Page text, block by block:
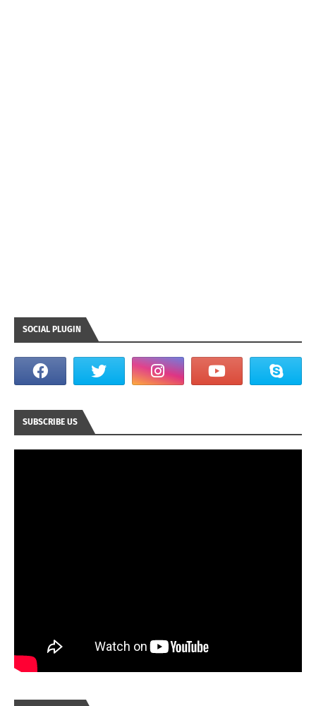
SOCIAL PLUGIN
SUBSCRIBE US